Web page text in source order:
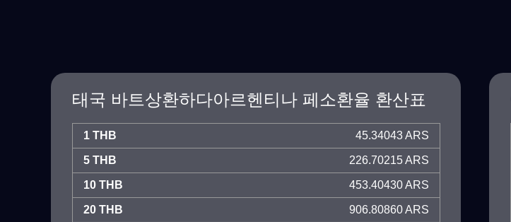
태국 바트상환하다아르헨티나 페소환율 환산표
1 THB 45.34043 ARS
5 THB 226.70215 ARS
10 THB 453.40430 ARS
20 THB 906.80860 ARS